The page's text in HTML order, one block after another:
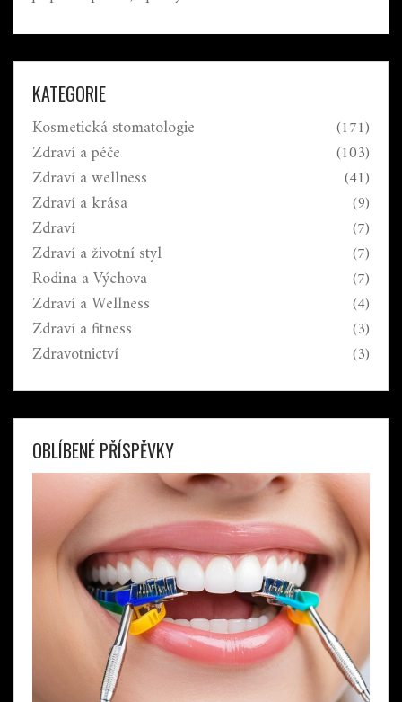
KATEGORIE
Kosmetická stomatologie (171)
Zdraví a péče (103)
Zdraví a wellness (41)
Zdraví a krása (9)
Zdraví (7)
Zdraví a životní styl (7)
Rodina a Výchova (7)
Zdraví a Wellness (4)
Zdraví a fitness (3)
Zdravotnictví (3)
OBLÍBENÉ PŘÍSPĚVKY